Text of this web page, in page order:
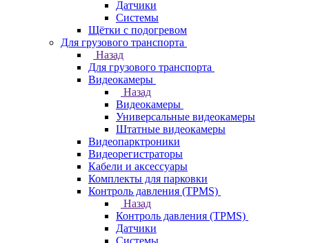
Датчики
Системы
Щётки с подогревом
Для грузового транспорта
Назад
Для грузового транспорта
Видеокамеры
Назад
Видеокамеры
Универсальные видеокамеры
Штатные видеокамеры
Видеопарктроники
Видеорегистраторы
Кабели и аксессуары
Комплекты для парковки
Контроль давления (TPMS)
Назад
Контроль давления (TPMS)
Датчики
Системы